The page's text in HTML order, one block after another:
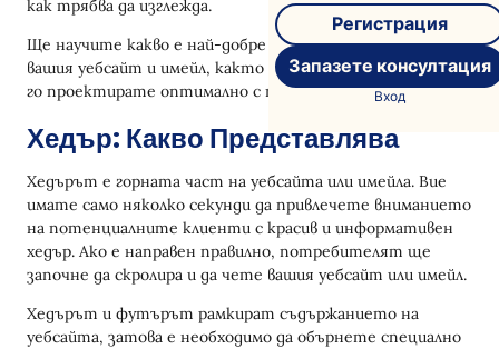
Регистрация
Запазете консултация
Вход
как трябва да изглежда.
Ще научите какво е най-добре да поставите в хедъра на
вашия уебсайт и имейл, както и съвети за това как да
го проектирате оптимално с примери.
Хедър: Какво Представлява
Хедърът е горната част на уебсайта или имейла. Вие
имате само няколко секунди да привлечете вниманието
на потенциалните клиенти с красив и информативен
хедър. Ако е направен правилно, потребителят ще
започне да скролира и да чете вашия уебсайт или имейл.
Хедърът и футърът рамкират съдържанието на
уебсайта, затова е необходимо да обърнете специално